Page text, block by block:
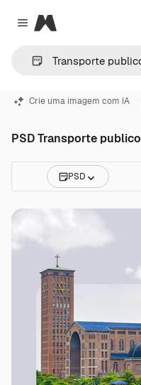
Close menu
Magnific
Crie uma imagem com IA
PSD Transporte publico
PSD